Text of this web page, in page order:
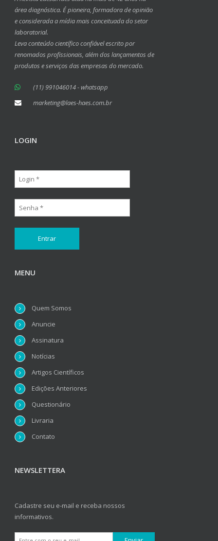
área diagnóstica. É pioneira, formadora de opinião
e considerada a mídia mais conceituada do setor
laboratorial.
Leva conteúdo científico confiável escrito por
renomados profissionais, além dos lançamentos de
produtos e serviços das empresas do mercado.
(11) 991046014 - whatsapp
marketing@laes-haes.com.br
LOGIN
MENU
Quem Somos
Anuncie
Assinatura
Notícias
Artigos Científicos
Edições Anteriores
Questionário
Livraria
Contato
NEWSLETTERA
Cadastre seu e-mail e receba nossos
informativos.